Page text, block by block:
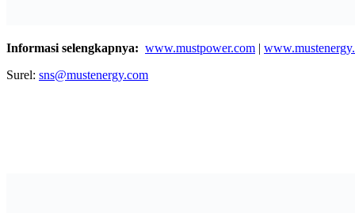
Informasi selengkapnya: www.mustpower.com |
Surel: sns@mustenergy.com